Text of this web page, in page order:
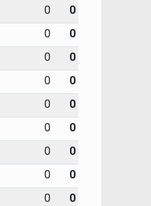
0
0
0
0
0
0
0
0
0
0
0
0
0
0
0
0
0
0